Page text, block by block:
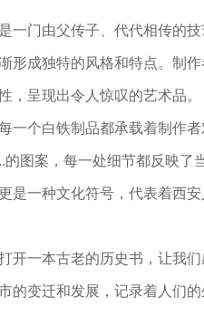
一门由父传子、代代相传的
形成独特的风格和特点。制
，呈现出令人惊叹的艺术品。
一个白铁制品都承载着制作者
图案，每一处细节都反映了
是一种文化符号，代表着西
开一本古老的历史书，让我
的变迁和发展，记录着人们